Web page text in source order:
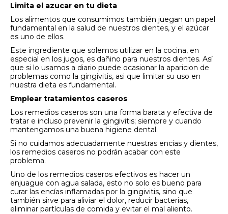
Limita el azucar en tu dieta
Los alimentos que consumimos también juegan un papel
fundamental en la salud de nuestros dientes, y el azúcar
es uno de ellos.
Este ingrediente que solemos utilizar en la cocina, en
especial en los jugos, es dañino para nuestros dientes. Así
que si lo usamos a diario puede ocasionar la aparicion de
problemas como la gingivitis, asi que limitar su uso en
nuestra dieta es fundamental.
Emplear tratamientos caseros
Los remedios caseros son una forma barata y efectiva de
tratar e incluso prevenir la gingivitis; siempre y cuando
mantengamos una buena higiene dental.
Si no cuidamos adecuadamente nuestras encias y dientes,
los remedios caseros no podrán acabar con este
problema.
Uno de los remedios caseros efectivos es hacer un
enjuague con agua salada, esto no solo es bueno para
curar las encías inflamadas por la gingivitis, sino que
también sirve para aliviar el dolor, reducir bacterias,
eliminar partículas de comida y evitar el mal aliento.